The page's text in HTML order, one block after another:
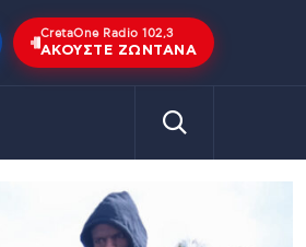
CretaOne Radio 102,3
ΑΚΟΎΣΤΕ ΖΩΝΤΑΝΆ